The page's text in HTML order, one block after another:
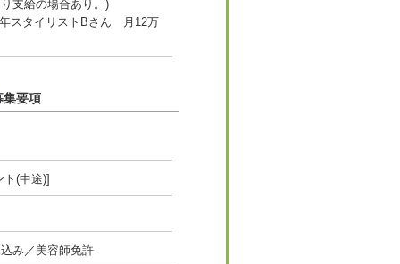
支給の場合あり。)
スタイリストBさん 月12万
集要項
ト(中途)]
み／美容師免許